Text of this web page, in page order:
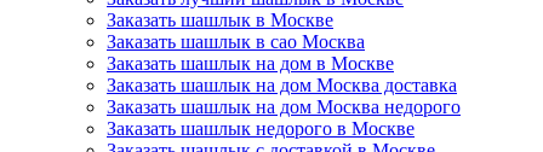
Заказать шашлык в Москве
Заказать шашлык в сао Москва
Заказать шашлык на дом в Москве
Заказать шашлык на дом Москва доставка
Заказать шашлык на дом Москва недорого
Заказать шашлык недорого в Москве